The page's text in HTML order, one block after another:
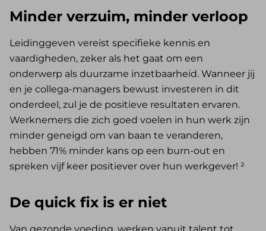
Minder verzuim, minder verloop
Leidinggeven vereist specifieke kennis en
vaardigheden, zeker als het gaat om een
onderwerp als duurzame inzetbaarheid. Wanneer jij
en je collega-managers bewust investeren in dit
onderdeel, zul je de positieve resultaten ervaren.
Werknemers die zich goed voelen in hun werk zijn
minder geneigd om van baan te veranderen,
hebben 71% minder kans op een burn-out en
spreken vijf keer positiever over hun werkgever! ²
De quick fix is er niet